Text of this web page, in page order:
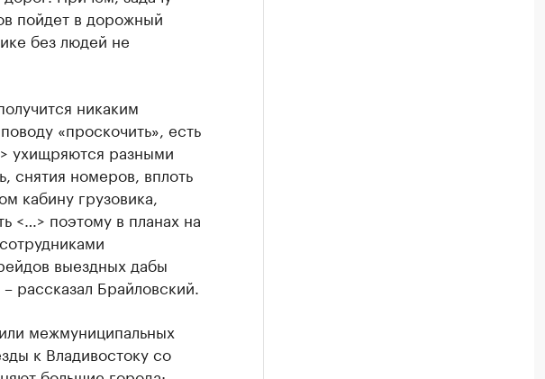
пойдет в дорожный
без людей не
никаким
«проскочить», есть
ухищряются разными
снятия номеров, вплоть
кабину грузовика,
<…> поэтому в планах на
выездных дабы
рассказал Брайловский.
межмуниципальных
к Владивостоку со